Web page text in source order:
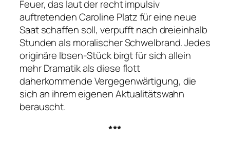
Feuer, das laut der recht impulsiv
auftretenden Caroline Platz für eine neue
Saat schaffen soll, verpufft nach dreieinhalb
Stunden als moralischer Schwelbrand. Jedes
originäre Ibsen-Stück birgt für sich allein
mehr Dramatik als diese flott
daherkommende Vergegenwärtigung, die
sich an ihrem eigenen Aktualitätswahn
berauscht.
***